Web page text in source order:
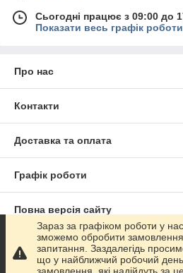
Сьогодні працює з 09:00 до
Показати весь графік роботи
Про нас
Контакти
Доставка та оплата
Графік роботи
Повна версія сайту
Сайт створено на маркетплейсі
Зараз за графіком роботи у
зможемо обробити замовлення
запитання. Заздалегідь
що у найближчий робочий день